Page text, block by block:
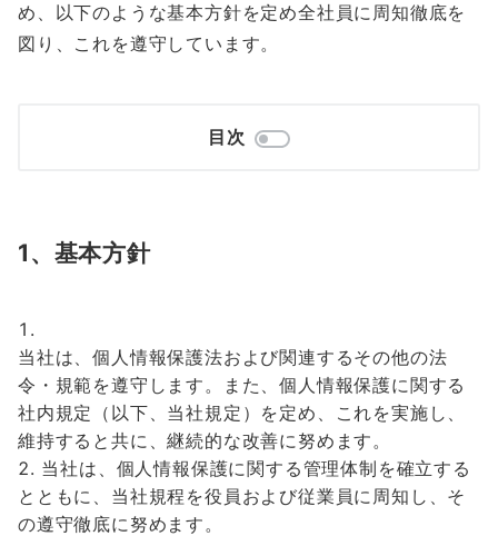
め、以下のような基本方針を定め全社員に周知徹底を
図り、これを遵守しています。
目次
1、基本方針
当社は、個人情報保護法および関連するその他の法
令・規範を遵守します。また、個人情報保護に関する
社内規定（以下、当社規定）を定め、これを実施し、
維持すると共に、継続的な改善に努めます。
当社は、個人情報保護に関する管理体制を確立する
とともに、当社規程を役員および従業員に周知し、そ
の遵守徹底に努めます。